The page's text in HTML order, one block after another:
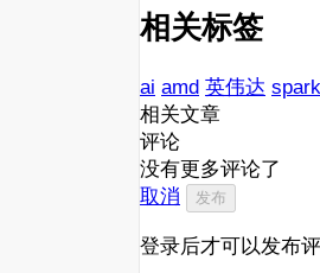
相关标签
ai amd 英伟达 spark
相关文章
评论
没有更多评论了
取消
发布
登录后才可以发布